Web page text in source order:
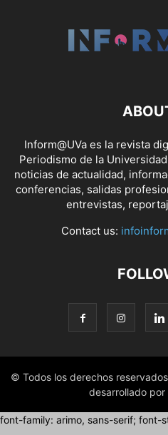
Inform@UVa es la revista
Periodismo de la
noticias de actualidad,
conferencias, salidas
entrevistas,
Contact us:
© Todos los derechos
desarrollado por
font-family: arimo, sans-serif; font-